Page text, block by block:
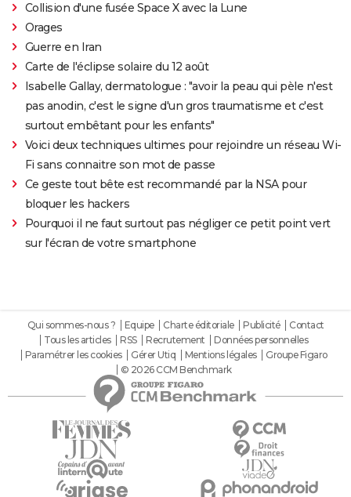
Collision d'une fusée Space X avec la Lune
Orages
Guerre en Iran
Carte de l'éclipse solaire du 12 août
Isabelle Gallay, dermatologue : "avoir la peau qui pèle n'est
pas anodin, c'est le signe d'un gros traumatisme et c'est
surtout embêtant pour les enfants"
Voici deux techniques ultimes pour rejoindre un réseau Wi-
Fi sans connaitre son mot de passe
Ce geste tout bête est recommandé par la NSA pour
bloquer les hackers
Pourquoi il ne faut surtout pas négliger ce petit point vert
sur l'écran de votre smartphone
Qui sommes-nous ? Equipe Charte éditoriale Publicité
Contact
Tous les articles
RSS Recrutement
Données personnelles
Paramétrer les cookies
Gérer Utiq Mentions légales
Groupe Figaro
© 2026 CCM Benchmark